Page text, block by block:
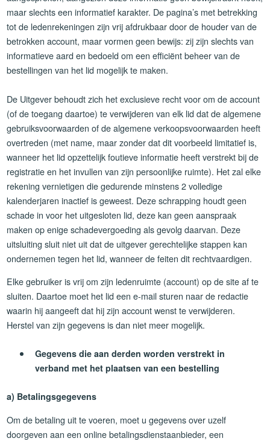
maar slechts een informatief karakter. De pagina’s met betrekking
tot de ledenrekeningen zijn vrij afdrukbaar door de houder van de
betrokken account, maar vormen geen bewijs: zij zijn slechts van
informatieve aard en bedoeld om een efficiënt beheer van de
bestellingen van het lid mogelijk te maken.
De Uitgever behoudt zich het exclusieve recht voor om de account
(of de toegang daartoe) te verwijderen van elk lid dat de algemene
gebruiksvoorwaarden of de algemene verkoopsvoorwaarden heeft
overtreden (met name, maar zonder dat dit voorbeeld limitatief is,
wanneer het lid opzettelijk foutieve informatie heeft verstrekt bij de
registratie en het invullen van zijn persoonlijke ruimte). Het zal elke
rekening vernietigen die gedurende minstens 2 volledige
kalenderjaren inactief is geweest. Deze schrapping houdt geen
schade in voor het uitgesloten lid, deze kan geen aanspraak
maken op enige schadevergoeding als gevolg daarvan. Deze
uitsluiting sluit niet uit dat de uitgever gerechtelijke stappen kan
ondernemen tegen het lid, wanneer de feiten dit rechtvaardigen.
Elke gebruiker is vrij om zijn ledenruimte (account) op de site af te
sluiten. Daartoe moet het lid een e-mail sturen naar de redactie
waarin hij aangeeft dat hij zijn account wenst te verwijderen.
Herstel van zijn gegevens is dan niet meer mogelijk.
Gegevens die aan derden worden verstrekt in
verband met het plaatsen van een bestelling
a) Betalingsgegevens
Om de betaling uit te voeren, moet u gegevens over uzelf
doorgeven aan een online betalingsdienstaanbieder, een